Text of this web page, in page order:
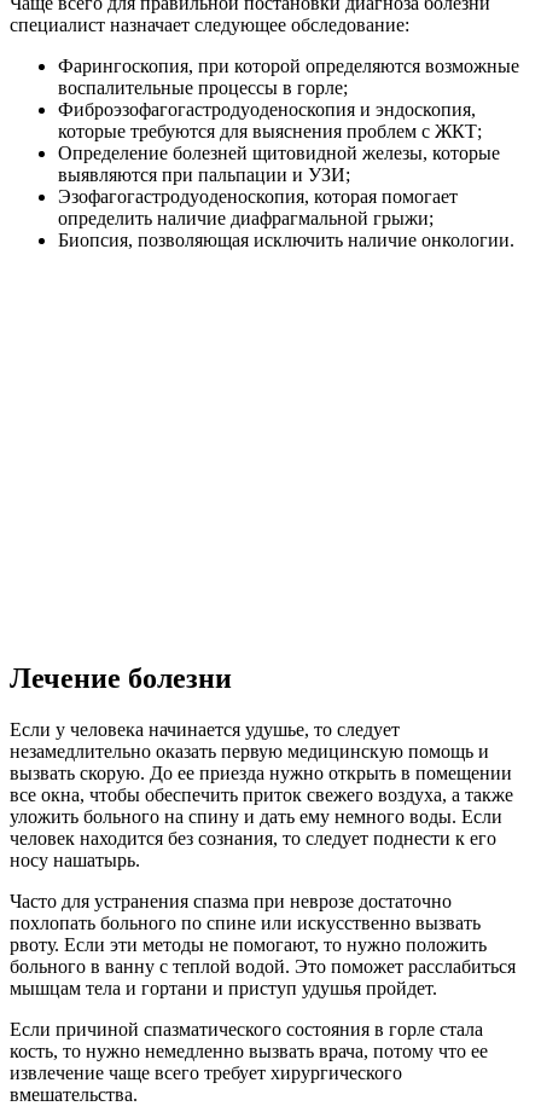
специалист назначает следующее обследование:
Фарингоскопия, при которой определяются возможные
воспалительные процессы в горле;
Фиброэзофагогастродуоденоскопия и эндоскопия,
которые требуются для выяснения проблем с ЖКТ;
Определение болезней щитовидной железы, которые
выявляются при пальпации и УЗИ;
Эзофагогастродуоденоскопия, которая помогает
определить наличие диафрагмальной грыжи;
Биопсия, позволяющая исключить наличие онкологии.
Лечение болезни
Если у человека начинается удушье, то следует
незамедлительно оказать первую медицинскую помощь и
вызвать скорую. До ее приезда нужно открыть в помещении
все окна, чтобы обеспечить приток свежего воздуха, а также
уложить больного на спину и дать ему немного воды. Если
человек находится без сознания, то следует поднести к его
носу нашатырь.
Часто для устранения спазма при неврозе достаточно
похлопать больного по спине или искусственно вызвать
рвоту. Если эти методы не помогают, то нужно положить
больного в ванну с теплой водой. Это поможет расслабиться
мышцам тела и гортани и приступ удушья пройдет.
Если причиной спазматического состояния в горле стала
кость, то нужно немедленно вызвать врача, потому что ее
извлечение чаще всего требует хирургического
вмешательства.